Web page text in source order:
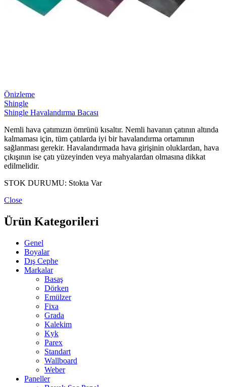
Önizleme
Shingle
Shingle Havalandırma Bacası
Nemli hava çatımızın ömrünü kısaltır. Nemli havanın çatının altında
kalmaması için, tüm çatılarda iyi bir havalandırma ortamının
sağlanması gerekir. Havalandırmada hava girişinin oluklardan, hava
çıkışının ise çatı yüzeyinden veya mahyalardan olmasına dikkat
edilmelidir.
STOK DURUMU: Stokta Var
Close
Ürün Kategorileri
Genel
Boyalar
Dış Cephe
Markalar
Basaş
Dörken
Emülzer
Fixa
Grada
Kalekim
Kyk
Parex
Standart
Wallboard
Weber
Paneller